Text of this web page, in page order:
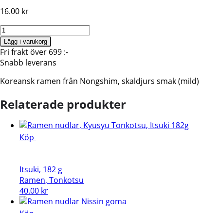
16.00 kr
Nongshim
Ramen,
Seafood,
Mild,
mängd
Lägg i varukorg
Fri frakt över 699 :-
Snabb leverans
Koreansk ramen från Nongshim, skaldjurs smak (mild)
Relaterade produkter
Köp
Itsuki, 182 g
Ramen, Tonkotsu
40.00 kr